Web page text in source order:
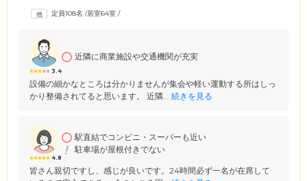
定員108名 /居室64室 /
3.4
近隣に商業施設や交通機関が充実
設備の細かなところは分かりませんが集会や軽い運動する所はしっ
かり整備されてると思います。 近隣... 続きを見る
4.8
駅直結でコンビニ・スーパーも近い
駐車場が屋根付きでない
皆さん親切ですし、感じが良いです。24時間必ず一名が在席して